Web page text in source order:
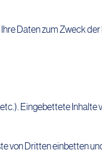
Daten zum Zweck
Eingebettete Inhalte
von Dritten einbetten